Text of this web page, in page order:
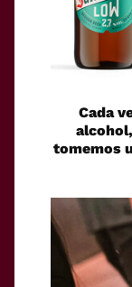
Cada
tomemos